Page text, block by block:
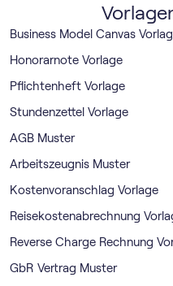
Business Model Canvas
Honorarnote Vorlage
Pflichtenheft Vorlage
Stundenzettel Vorlage
AGB Muster
Arbeitszeugnis Muster
Kostenvoranschlag Vorlage
Reisekostenabrechnung
Reverse Charge Rechnung
GbR Vertrag Muster